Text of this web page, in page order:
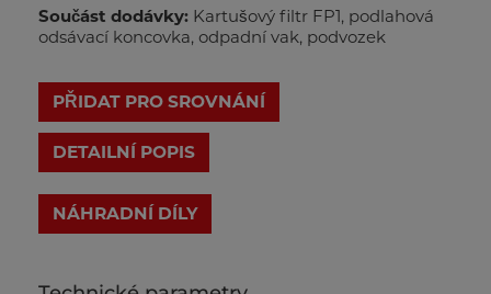
Součást dodávky: Kartušový filtr FP1, podlahová
odsávací koncovka, odpadní vak, podvozek
PŘIDAT PRO SROVNÁNÍ
DETAILNÍ POPIS